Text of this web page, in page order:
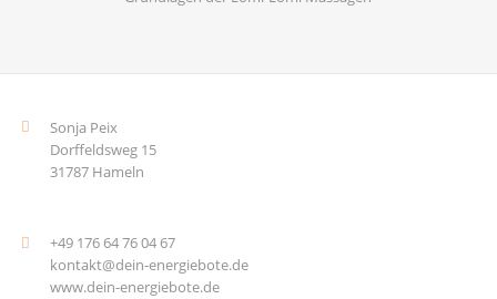
Sonja Peix
Dorffeldsweg 15
31787 Hameln
+49 176 64 76 04 67
kontakt@dein-energiebote.de
www.dein-energiebote.de